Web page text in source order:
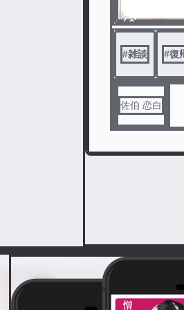
ノベ
ル
#雑談 #復
佐伯 恋白